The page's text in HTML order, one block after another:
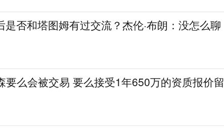
是否和塔图姆有过交流？杰伦·布朗：没怎么聊
要么会被交易 要么接受1年650万的资质报价留